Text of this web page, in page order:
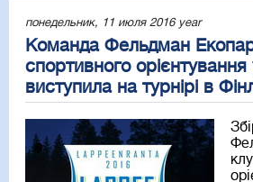
понедельник, 11 июля 2016 year
Команда Фельдман
спортивного орієнтування
виступила на турнірі в